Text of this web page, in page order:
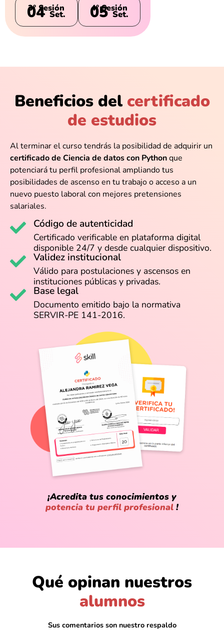
3° Sesión
04Set.
4° Sesión
05Set.
Beneficios delcertificado
de estudios
Al terminar el curso tendrás la posibilidad de adquirir un
certificado de Ciencia de datos con Pythonque
potenciará tu perfil profesional ampliando tus
posibilidades de ascenso en tu trabajo o acceso a un
nuevo puesto laboral con mejores pretensiones
salariales.
Código de autenticidad
Certificado verificable en plataforma digital
disponible 24/7 y desde cualquier dispositivo.
Validez institucional
Válido para postulaciones y ascensos en
instituciones públicas y privadas.
Base legal
Documento emitido bajo la normativa
SERVIR-PE 141-2016.
¡Acredita tus conocimientos y
potencia tu perfil profesional !
Qué opinan nuestros
alumnos
Sus comentarios son nuestro respaldo
La verdad entré solo por curiosidad y
terminé quedándome horas practicando,
nunca pensé engancharme con los